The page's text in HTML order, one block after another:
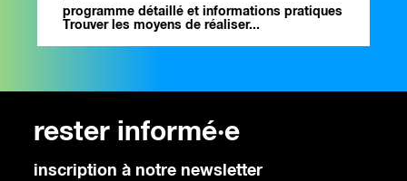
programme détaillé et informations pratiques
Trouver les moyens de réaliser...
rester informé·e
inscription à notre newsletter